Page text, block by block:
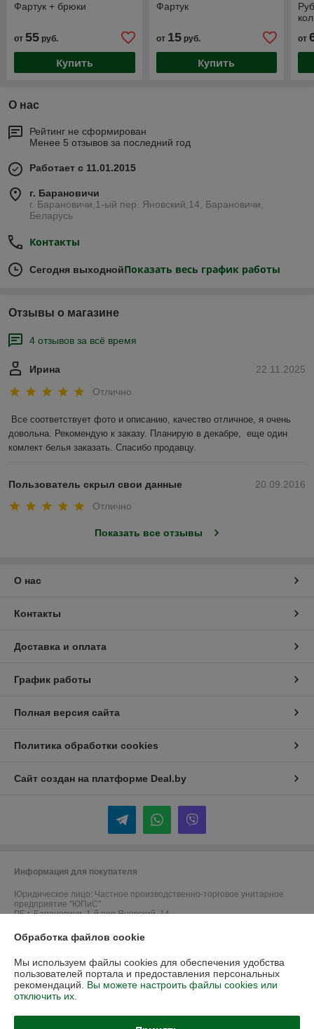
Фартук + брюки
от 55 руб.
Купить
Фартук
от 15руб.
Купить
от
О нас
Рейтинг не сформирован
Менее 5 отзывов за последний год
Работает с 11.01.2015
г. Барановичи
г. Барановичи,1-ый пер. Яновский,14, Барановичи,
Беларусь
Контакты
Сегодня выходнойПоказать весь график работы
Отзывы о магазине
4 отзывов за всё время
22.11.2025
Ирина
Отлично
Все соответствует фото и описанию, качество отличное, я очень
довольна. Рекомендую к заказу. Планирую в декабре,  еще один
комлект белья заказать. Спасибо продавцу.
20.09.2016
Пользователь скрыл свои данные
Отлично
Показать все отзывы
О нас
Контакты
Доставка и оплата
График работы
Полная версия сайта
Политика обработки cookies
Сайт создан на платформе Deal.by
Информация для покупателя
Юридическое лицо: Частное производственно-торговое унитарное
предприятие "ЮПиС"
РБ г. Барановичи, 1-й пер.Яновский, 14
Регистрационный номер ЕГР: 290610460
УНП: 290610460
Регистрационный орган: Барановичский ГИК
Ссылка на свидетельство/лицензию
Обработка файлов cookie
Мы используем файлы cookies для обеспечения удобства
пользователей портала и предоставления персональных
рекомендаций. Вы можете настроить файлы cookies или
отключить их.